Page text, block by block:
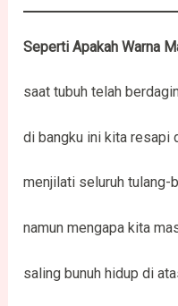
Seperti Apakah Warna
saat tubuh telah
di bangku ini kita resapi
menjilati seluruh tulang-
namun mengapa kita
saling bunuh hidup di